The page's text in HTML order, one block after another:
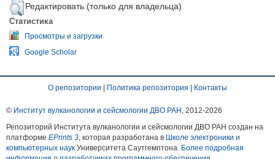
Редактировать (только для владельца)
Статистика
Просмотры и загрузки
Google Scholar
О репозитории | Политика репозитория | Контакты
© Институт вулканологии и сейсмологии ДВО РАН , 2012-2026
Репозиторий Института вулканологии и сейсмологии ДВО РАН создан на
платформе EPrints 3 , которая разработана в Школе электроники и
компьютерных наук Университета Саутгемптона. Более подробная